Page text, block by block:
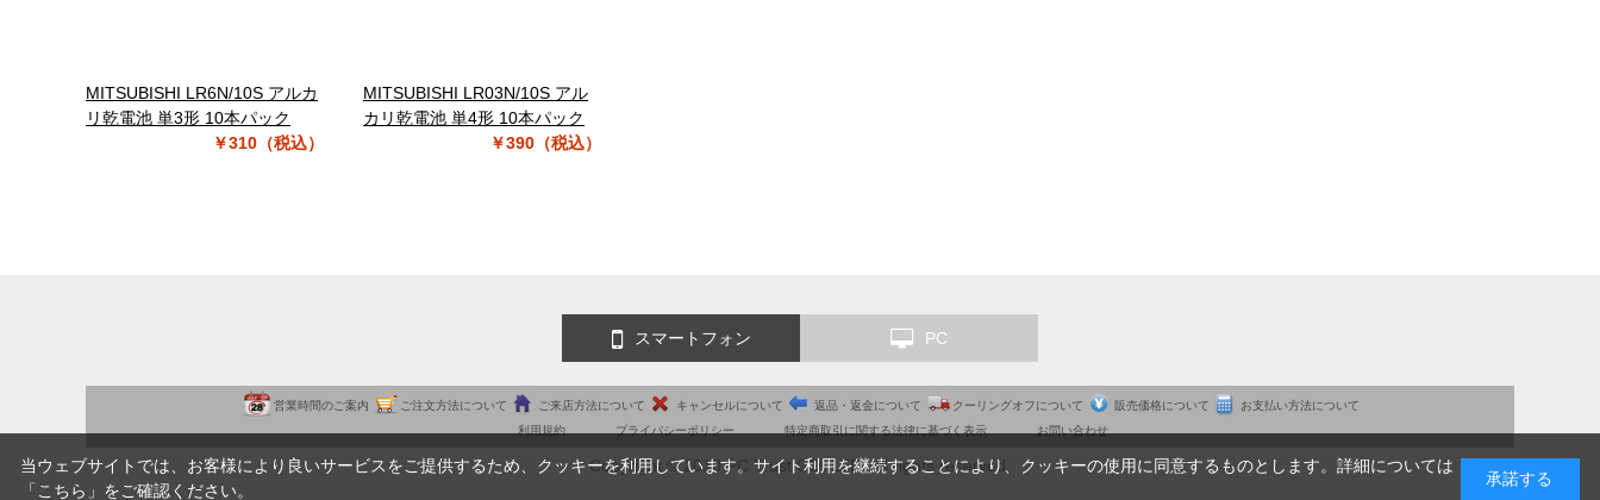
MITSUBISHI LR6N/10S アルカ
リ乾電池 単3形 10本パック
￥310（税込）
MITSUBISHI LR03N/10S アル
カリ乾電池 単4形 10本パック
￥390（税込）
スマートフォン PC
営業時間のご案内 ご注文方法について ご来店方法について キャンセルについて 返品・返金について クーリングオフについて 販売価格について
お支払い方法について
利用規約
プライバシーポリシー 特定商取引に関する法律に基づく表示 お問い合わせ
Copyright © 2010 PC Trust CO.,LTD. All rights reserved.
当ウェブサイトでは、お客様により良いサービスをご提供するため、クッキーを利用しています。サイト利用を継続することにより、クッキーの使用に同意するものとします。詳細については
「 こちら 」をご確認ください。
承諾する